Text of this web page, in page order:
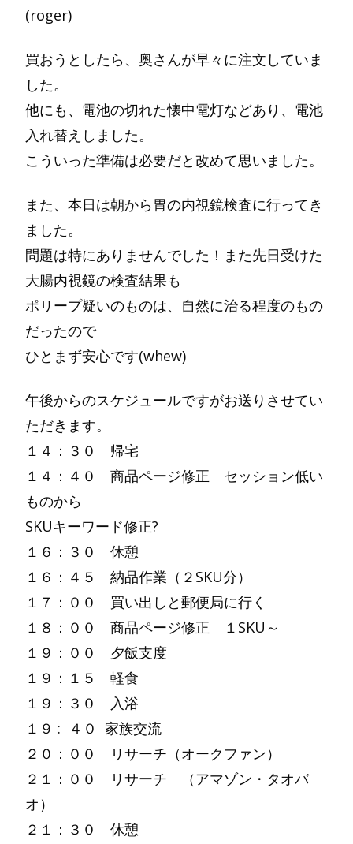
(roger)
買おうとしたら、奥さんが早々に注文していま
した。
他にも、電池の切れた懐中電灯などあり、電池
入れ替えしました。
こういった準備は必要だと改めて思いました。
また、本日は朝から胃の内視鏡検査に行ってき
ました。
問題は特にありませんでした！また先日受けた
大腸内視鏡の検査結果も
ポリープ疑いのものは、自然に治る程度のもの
だったので
ひとまず安心です(whew)
午後からのスケジュールですがお送りさせてい
ただきます。
１４：３０ 帰宅
１４：４０ 商品ページ修正 セッション低い
ものから
SKUキーワード修正?
１６：３０ 休憩
１６：４５ 納品作業（２SKU分）
１７：００ 買い出しと郵便局に行く
１８：００ 商品ページ修正 １SKU～
１９：００ 夕飯支度
１９：１５ 軽食
１９：３０ 入浴
１９ : ４０ 家族交流
２０：００ リサーチ（オークファン）
２１：００ リサーチ （アマゾン・タオバ
オ）
２１：３０ 休憩